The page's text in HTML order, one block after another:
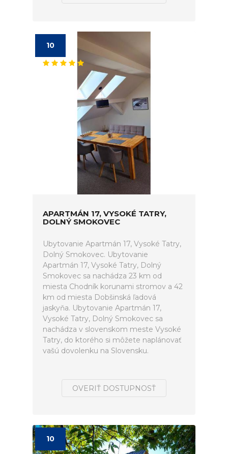
10
APARTMÁN 17, VYSOKÉ TATRY,
DOLNÝ SMOKOVEC
Ubytovanie Apartmán 17, Vysoké Tatry,
Dolný Smokovec. Ubytovanie
Apartmán 17, Vysoké Tatry, Dolný
Smokovec sa nachádza 23 km od
miesta Chodník korunami stromov a 42
km od miesta Dobšinská ľadová
jaskyňa. Ubytovanie Apartmán 17,
Vysoké Tatry, Dolný Smokovec sa
nachádza v slovenskom meste Vysoké
Tatry, do ktorého si môžete naplánovať
vašú dovolenku na Slovensku.
OVERIŤ DOSTUPNOSŤ
10